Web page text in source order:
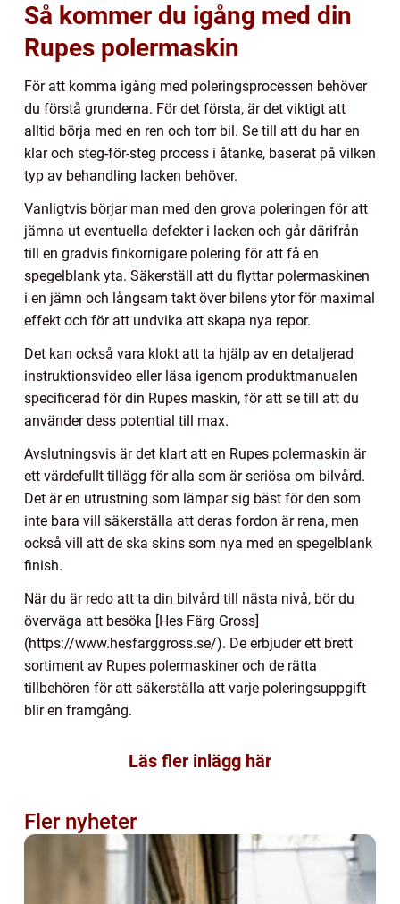
Så kommer du igång med din
Rupes polermaskin
För att komma igång med poleringsprocessen behöver
du förstå grunderna. För det första, är det viktigt att
alltid börja med en ren och torr bil. Se till att du har en
klar och steg-för-steg process i åtanke, baserat på vilken
typ av behandling lacken behöver.
Vanligtvis börjar man med den grova poleringen för att
jämna ut eventuella defekter i lacken och går därifrån
till en gradvis finkornigare polering för att få en
spegelblank yta. Säkerställ att du flyttar polermaskinen
i en jämn och långsam takt över bilens ytor för maximal
effekt och för att undvika att skapa nya repor.
Det kan också vara klokt att ta hjälp av en detaljerad
instruktionsvideo eller läsa igenom produktmanualen
specificerad för din Rupes maskin, för att se till att du
använder dess potential till max.
Avslutningsvis är det klart att en Rupes polermaskin är
ett värdefullt tillägg för alla som är seriösa om bilvård.
Det är en utrustning som lämpar sig bäst för den som
inte bara vill säkerställa att deras fordon är rena, men
också vill att de ska skins som nya med en spegelblank
finish.
När du är redo att ta din bilvård till nästa nivå, bör du
överväga att besöka [Hes Färg Gross]
(https://www.hesfarggross.se/). De erbjuder ett brett
sortiment av Rupes polermaskiner och de rätta
tillbehören för att säkerställa att varje poleringsuppgift
blir en framgång.
Läs fler inlägg här
Fler nyheter